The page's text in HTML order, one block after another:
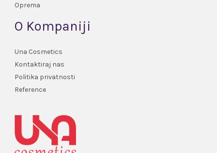
Oprema
O Kompaniji
Una Cosmetics
Kontaktiraj nas
Politika privatnosti
Reference